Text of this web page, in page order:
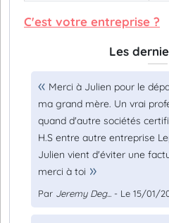
C'est votre entreprise ?
Les
Merci à Julien pour le
ma grand mère. Un vrai
quand d'autre sociétés
H.S entre autre entreprise
Julien vient d'éviter une
merci à toi
Par Jeremy Deg... - Le 15/01/